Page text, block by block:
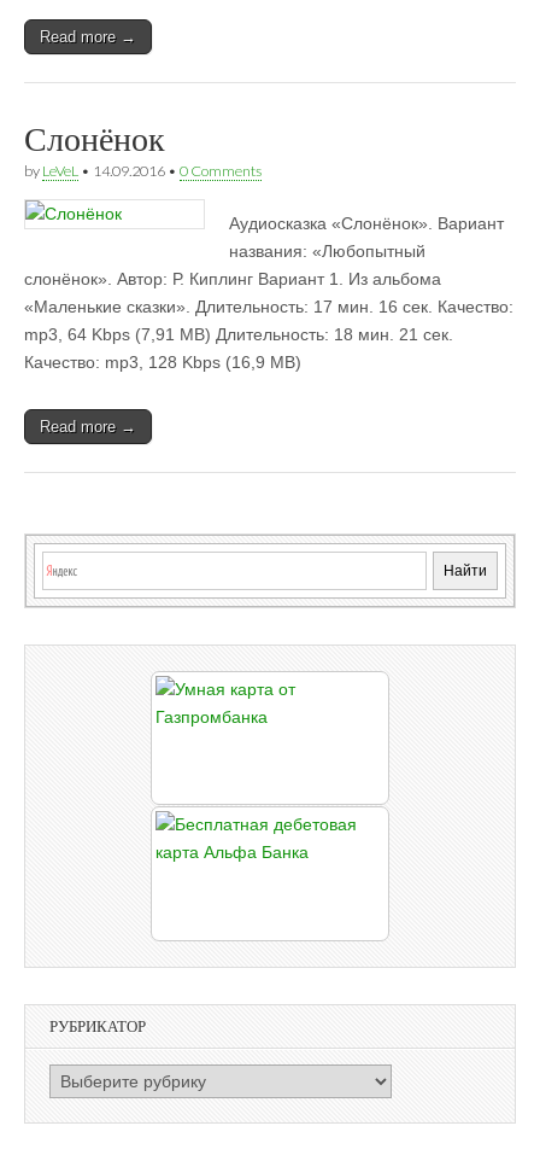
Read more →
Слонёнок
by LeVeL • 14.09.2016 • 0 Comments
Аудиосказка «Слонёнок». Вариант
названия: «Любопытный
слонёнок». Автор: Р. Киплинг Вариант 1. Из альбома
«Маленькие сказки». Длительность: 17 мин. 16 сек. Качество:
mp3, 64 Kbps (7,91 MB) Длительность: 18 мин. 21 сек.
Качество: mp3, 128 Kbps (16,9 MB)
Read more →
РУБРИКАТОР
РУБРИКАТОР